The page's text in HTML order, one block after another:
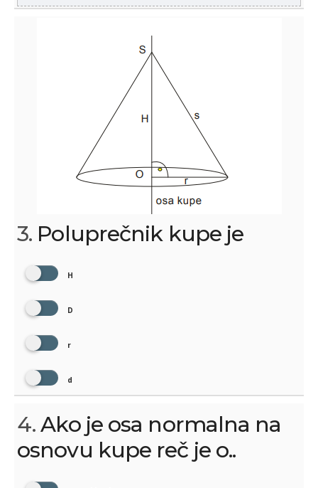
3. Poluprečnik kupe je
H
D
r
d
4.Ako je osa normalna na
osnovu kupe reč je o..